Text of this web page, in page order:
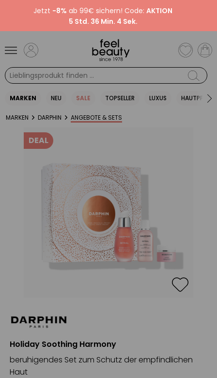
Jetzt -8% ab 99€ sichern! Code:AKTION
5 Std. 36 Min. 3 Sek.
MARKEN NEU SALE TOPSELLER LUXUS HAUTPFLEGE
MARKEN DARPHIN ANGEBOTE & SETS
DEAL
Holiday Soothing Harmony
beruhigendes Set zum Schutz der empfindlichen
Haut